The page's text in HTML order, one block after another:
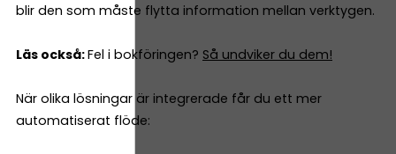
blir den som måste flytta information mellan verktygen.
Läs också:Fel i bokföringen? Så undviker du dem!
När olika lösningar är integrerade får du ett mer
automatiserat flöde: